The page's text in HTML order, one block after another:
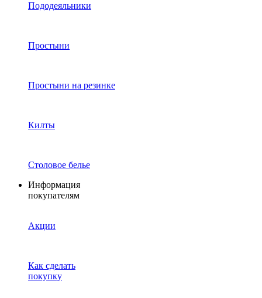
Пододеяльники
Простыни
Простыни на резинке
Килты
Столовое белье
Информация
покупателям
Акции
Как сделать
покупку